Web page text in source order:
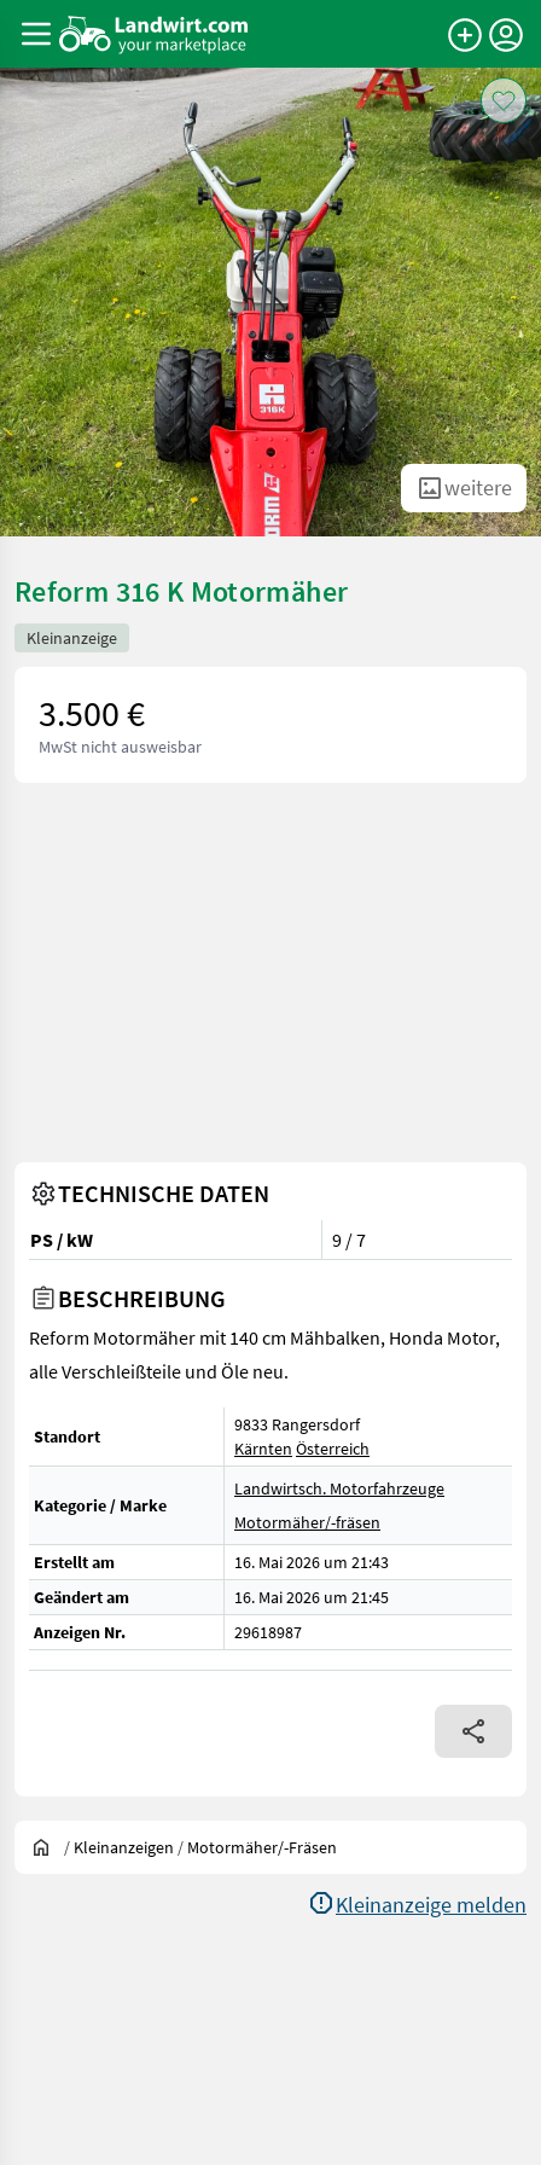
weitere
Reform 316 K Motormäher
Kleinanzeige
3.500 €
MwSt nicht ausweisbar
TECHNISCHE DATEN
PS / kW 9 / 7
BESCHREIBUNG
Reform Motormäher mit 140 cm Mähbalken, Honda Motor,
alle Verschleißteile und Öle neu.
Standort
9833 Rangersdorf
Kärnten Österreich
Kategorie / Marke
Landwirtsch. Motorfahrzeuge
Motormäher/-fräsen
Erstellt am
16. Mai 2026 um 21:43
Geändert am
16. Mai 2026 um 21:45
Anzeigen Nr.
29618987
/ Kleinanzeigen / Motormäher/-Fräsen
Kleinanzeige melden